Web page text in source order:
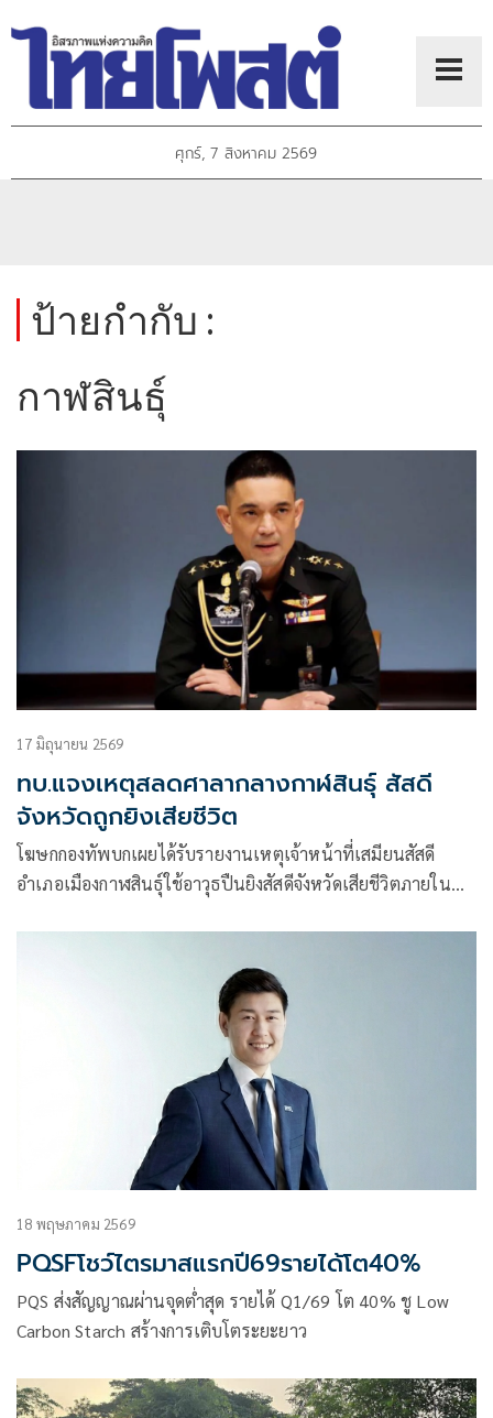
ศุกร์, 7 สิงหาคม 2569
ป้ายกำกับ :
กาฬสินธุ์
17 มิถุนายน 2569
ทบ.แจงเหตุสลดศาลากลางกาฬสินธุ์ สัสดี
จังหวัดถูกยิงเสียชีวิต
โฆษกกองทัพบกเผยได้รับรายงานเหตุเจ้าหน้าที่เสมียนสัสดี
อำเภอเมืองกาฬสินธุ์ใช้อาวุธปืนยิงสัสดีจังหวัดเสียชีวิตภายใน
18 พฤษภาคม 2569
PQSFโชว์ไตรมาสแรกปี69รายได้โต40%
PQS ส่งสัญญาณผ่านจุดต่ำสุด รายได้ Q1/69 โต 40% ชู Low
Carbon Starch สร้างการเติบโตระยะยาว